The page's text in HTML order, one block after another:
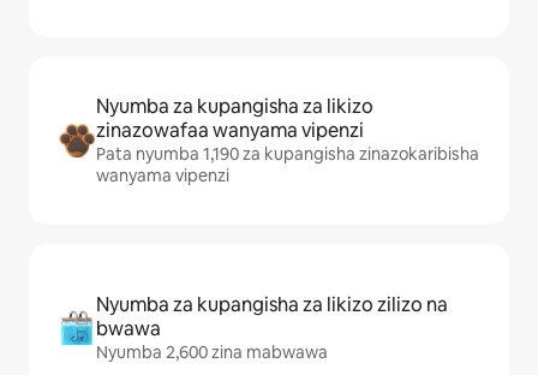
Nyumba za kupangisha za likizo
zinazowafaa wanyama vipenzi
Pata nyumba 1,190 za kupangisha zinazokaribisha
wanyama vipenzi
Nyumba za kupangisha za likizo zilizo na
bwawa
Nyumba 2,600 zina mabwawa